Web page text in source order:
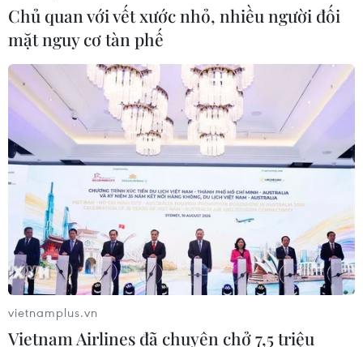
TIN CÙNG CHUYÊN MỤC
Gần 2 triệu người dân Thành phố Hồ
Chí Minh được khám sức khỏe miễn
phí
Chủ quan với vết xước nhỏ, nhiều người đối
mặt nguy cơ tàn phế
vietnamplus.vn
Vietnam Airlines đã chuyên chở 7,5 triệu